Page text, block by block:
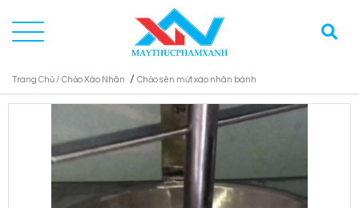
Trang Chủ / Chảo Xào Nhân / Chảo sên mứt xào nhân bánh